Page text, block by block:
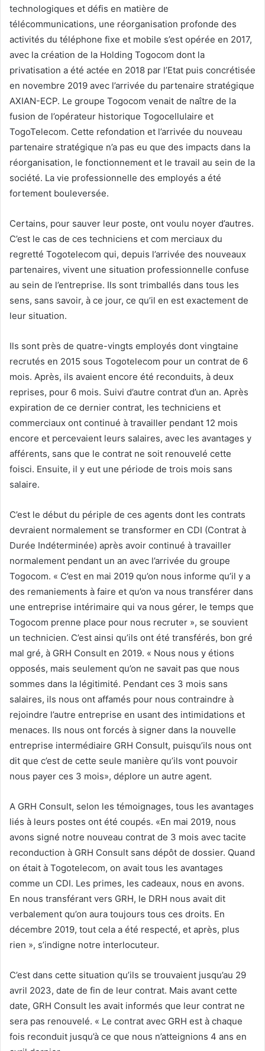
technologiques et défis en matière de
télécommunications, une réorganisation profonde des
activités du téléphone fixe et mobile s’est opérée en 2017,
avec la création de la Holding Togocom dont la
privatisation a été actée en 2018 par l’Etat puis concrétisée
en novembre 2019 avec l’arrivée du partenaire stratégique
AXIAN-ECP. Le groupe Togocom venait de naître de la
fusion de l’opérateur historique Togocellulaire et
TogoTelecom. Cette refondation et l’arrivée du nouveau
partenaire stratégique n’a pas eu que des impacts dans la
réorganisation, le fonctionnement et le travail au sein de la
société. La vie professionnelle des employés a été
fortement bouleversée.
Certains, pour sauver leur poste, ont voulu noyer d’autres.
C’est le cas de ces techniciens et com merciaux du
regretté Togotelecom qui, depuis l’arrivée des nouveaux
partenaires, vivent une situation professionnelle confuse
au sein de l’entreprise. Ils sont trimballés dans tous les
sens, sans savoir, à ce jour, ce qu’il en est exactement de
leur situation.
Ils sont près de quatre-vingts employés dont vingtaine
recrutés en 2015 sous Togotelecom pour un contrat de 6
mois. Après, ils avaient encore été reconduits, à deux
reprises, pour 6 mois. Suivi d’autre contrat d’un an. Après
expiration de ce dernier contrat, les techniciens et
commerciaux ont continué à travailler pendant 12 mois
encore et percevaient leurs salaires, avec les avantages y
afférents, sans que le contrat ne soit renouvelé cette
foisci. Ensuite, il y eut une période de trois mois sans
salaire.
C’est le début du périple de ces agents dont les contrats
devraient normalement se transformer en CDI (Contrat à
Durée Indéterminée) après avoir continué à travailler
normalement pendant un an avec l’arrivée du groupe
Togocom. « C’est en mai 2019 qu’on nous informe qu’il y a
des remaniements à faire et qu’on va nous transférer dans
une entreprise intérimaire qui va nous gérer, le temps que
Togocom prenne place pour nous recruter », se souvient
un technicien. C’est ainsi qu’ils ont été transférés, bon gré
mal gré, à GRH Consult en 2019. « Nous nous y étions
opposés, mais seulement qu’on ne savait pas que nous
sommes dans la légitimité. Pendant ces 3 mois sans
salaires, ils nous ont affamés pour nous contraindre à
rejoindre l’autre entreprise en usant des intimidations et
menaces. Ils nous ont forcés à signer dans la nouvelle
entreprise intermédiaire GRH Consult, puisqu’ils nous ont
dit que c’est de cette seule manière qu’ils vont pouvoir
nous payer ces 3 mois», déplore un autre agent.
A GRH Consult, selon les témoignages, tous les avantages
liés à leurs postes ont été coupés. «En mai 2019, nous
avons signé notre nouveau contrat de 3 mois avec tacite
reconduction à GRH Consult sans dépôt de dossier. Quand
on était à Togotelecom, on avait tous les avantages
comme un CDI. Les primes, les cadeaux, nous en avons.
En nous transférant vers GRH, le DRH nous avait dit
verbalement qu’on aura toujours tous ces droits. En
décembre 2019, tout cela a été respecté, et après, plus
rien », s’indigne notre interlocuteur.
C’est dans cette situation qu’ils se trouvaient jusqu’au 29
avril 2023, date de fin de leur contrat. Mais avant cette
date, GRH Consult les avait informés que leur contrat ne
sera pas renouvelé. « Le contrat avec GRH est à chaque
fois reconduit jusqu’à ce que nous n’atteignions 4 ans en